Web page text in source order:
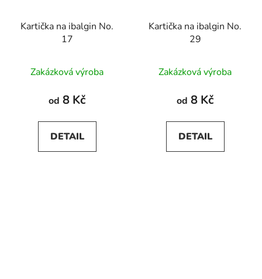
Kartička na ibalgin No.
17
Zakázková výroba
od 8 Kč
DETAIL
Kartička na ibalgin No.
29
Zakázková výroba
od 8 Kč
DETAIL